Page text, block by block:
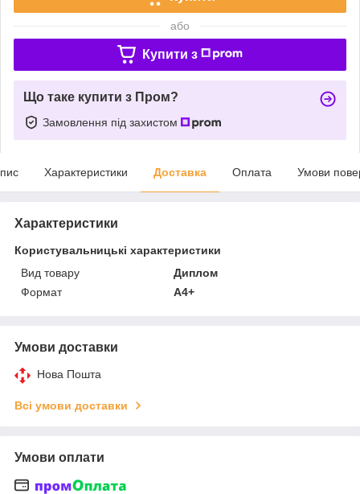
або
Купити з
Що таке купити з Пром?
Замовлення під захистом
Характеристики Доставка Оплата Умови
Характеристики
Користувальницькі характеристики
Вид товару
Диплом
Формат
А4+
Умови доставки
Нова Пошта
Всі умови доставки
Умови оплати